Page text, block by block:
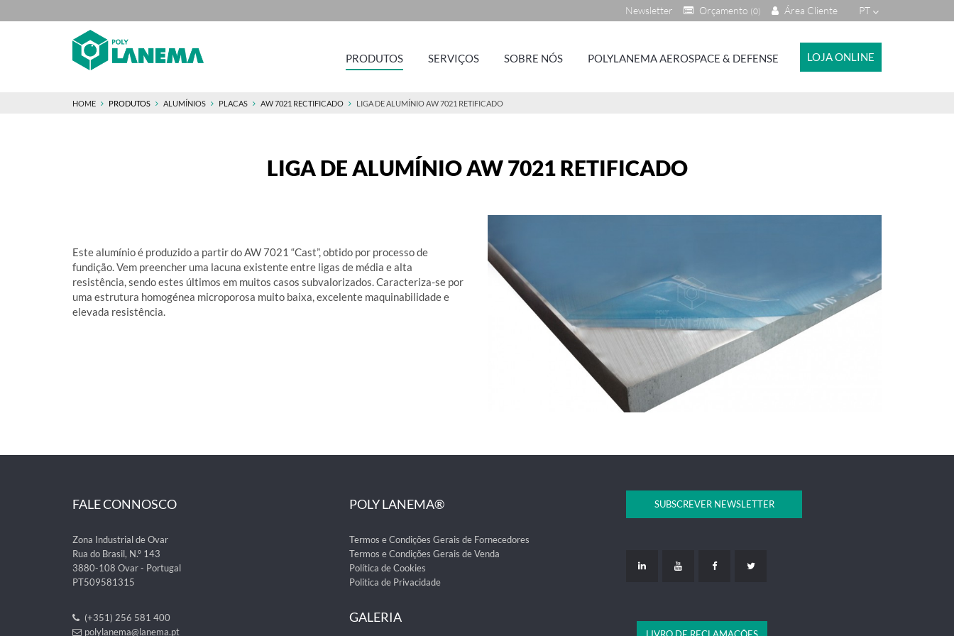
PT
Área Cliente
Orçamento (0)
Newsletter
PRODUTOS SERVIÇOS SOBRE NÓS POLYLANEMA AEROSPACE & DEFENSE LOJA ONLINE
HOME PRODUTOS ALUMÍNIOS PLACAS AW 7021 RECTIFICADO LIGA DE ALUMÍNIO AW 7021 RETIFICADO
LIGA DE ALUMÍNIO AW 7021 RETIFICADO
Este alumínio é produzido a partir do AW 7021 “Cast”, obtido por processo de
fundição. Vem preencher uma lacuna existente entre ligas de média e alta
resistência, sendo estes últimos em muitos casos subvalorizados. Caracteriza-se por
uma estrutura homogénea microporosa muito baixa, excelente maquinabilidade e
elevada resistência.
FALE CONNOSCO
Zona Industrial de Ovar
Rua do Brasil, N.º 143
3880-108 Ovar - Portugal
PT509581315
(+351) 256 581 400
polylanema@lanema.pt
POLY LANEMA®
Termos e Condições Gerais de Fornecedores
Termos e Condições Gerais de Venda
Política de Cookies
Politica de Privacidade
GALERIA
SUBSCREVER NEWSLETTER